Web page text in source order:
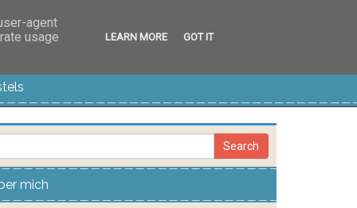
mich
agent
usage
LEARN MORE GOT IT